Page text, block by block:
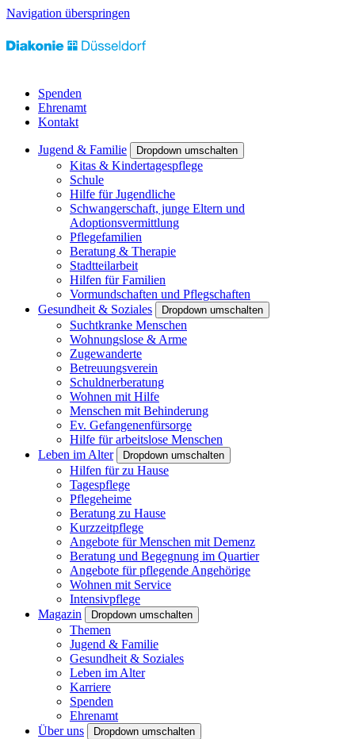
Navigation überspringen
Spenden
Ehrenamt
Kontakt
Jugend & Familie Dropdown umschalten
Kitas & Kindertagespflege
Schule
Hilfe für Jugendliche
Schwangerschaft, junge Eltern und
Adoptionsvermittlung
Pflegefamilien
Beratung & Therapie
Stadtteilarbeit
Hilfen für Familien
Vormundschaften und Pflegschaften
Gesundheit & Soziales
Dropdown umschalten
Suchtkranke Menschen
Wohnungslose & Arme
Zugewanderte
Betreuungsverein
Schuldnerberatung
Wohnen mit Hilfe
Menschen mit Behinderung
Ev. Gefangenenfürsorge
Hilfe für arbeitslose Menschen
Leben im Alter
Dropdown umschalten
Hilfen für zu Hause
Tagespflege
Pflegeheime
Beratung zu Hause
Kurzzeitpflege
Angebote für Menschen mit Demenz
Beratung und Begegnung im Quartier
Angebote für pflegende Angehörige
Wohnen mit Service
Intensivpflege
Magazin
Dropdown umschalten
Themen
Jugend & Familie
Gesundheit & Soziales
Leben im Alter
Karriere
Spenden
Ehrenamt
Über uns
Dropdown umschalten